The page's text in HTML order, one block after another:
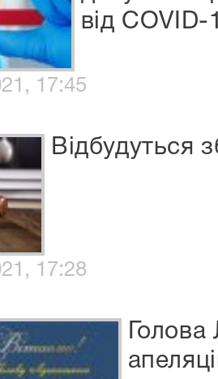
від COVID-
17:45
Відбудуться
17:28